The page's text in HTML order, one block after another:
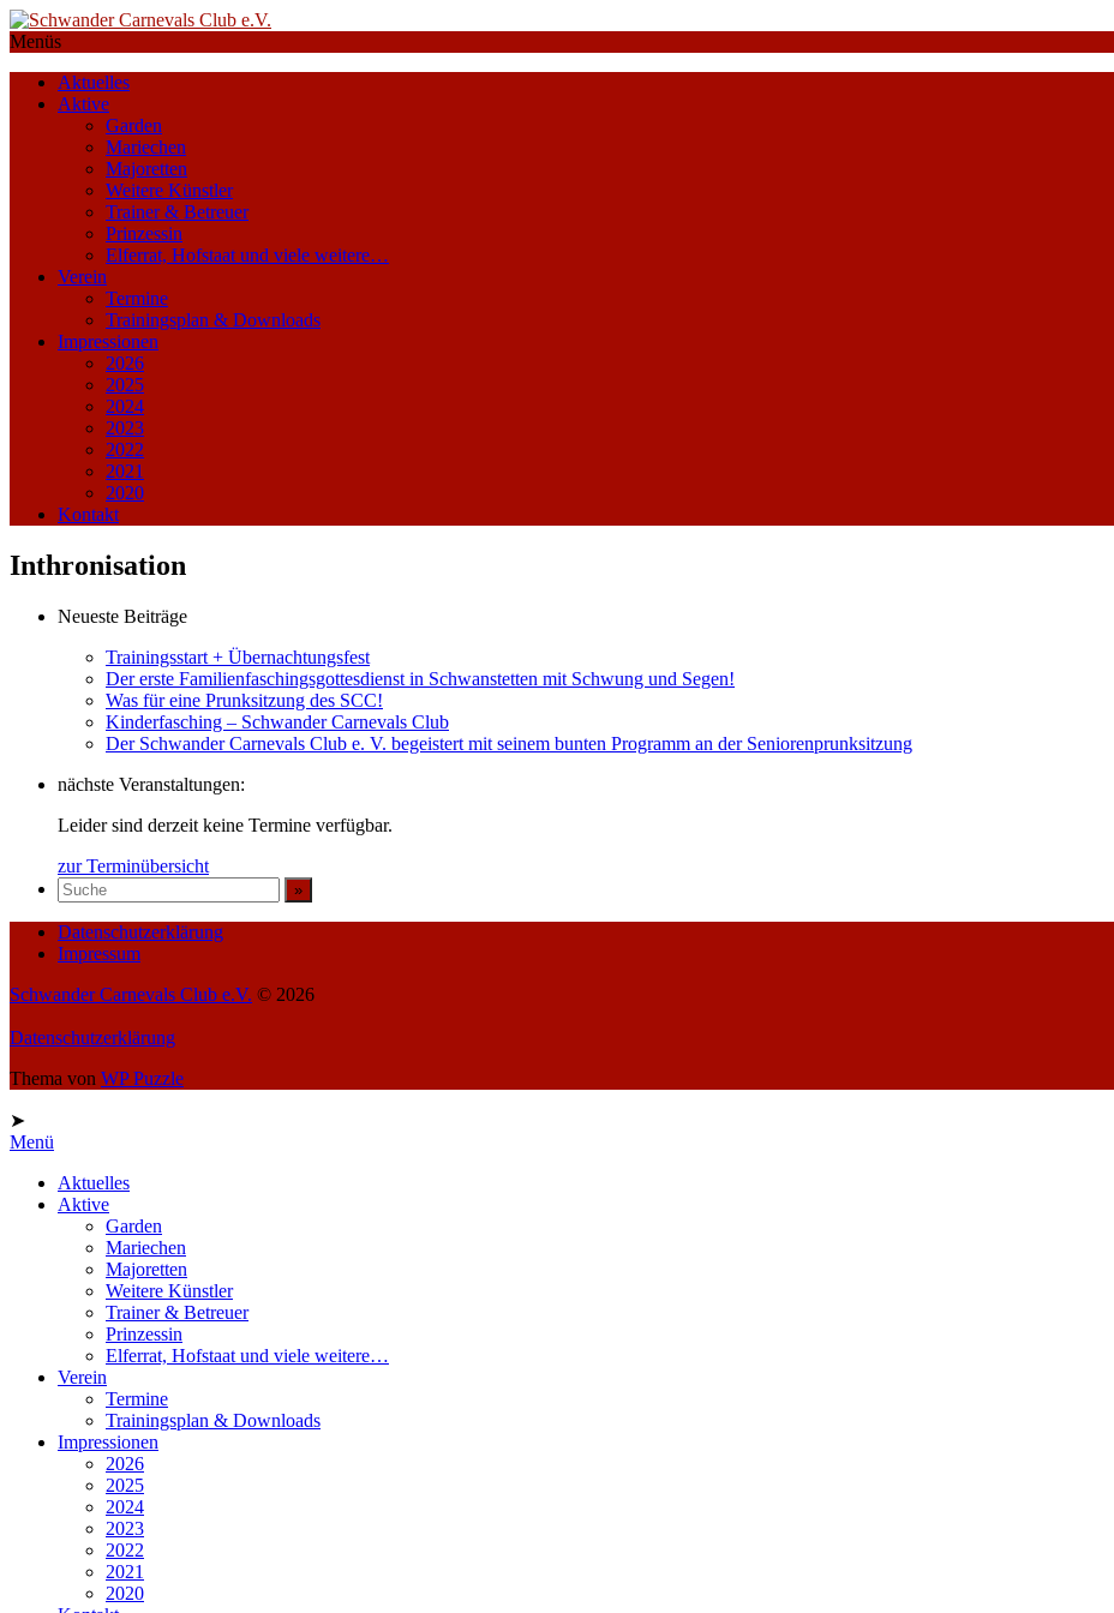
Menüs
Aktuelles
Aktive
Garden
Mariechen
Majoretten
Weitere Künstler
Trainer & Betreuer
Prinzessin
Elferrat, Hofstaat und viele weitere…
Verein
Termine
Trainingsplan & Downloads
Impressionen
2026
2025
2024
2023
2022
2021
2020
Kontakt
Inthronisation
Neueste Beiträge
Trainingsstart + Übernachtungsfest
Der erste Familienfaschingsgottesdienst in Schwanstetten mit Schwung und Segen!
Was für eine Prunksitzung des SCC!
Kinderfasching – Schwander Carnevals Club
Der Schwander Carnevals Club e. V. begeistert mit seinem bunten Programm an der Seniorenprunksitzung
nächste Veranstaltungen:
Leider sind derzeit keine Termine verfügbar.
zur Terminübersicht
Datenschutzerklärung
Impressum
Schwander Carnevals Club e.V. © 2026
Datenschutzerklärung
Thema von WP Puzzle
➤
Menü
Aktuelles
Aktive
Garden
Mariechen
Majoretten
Weitere Künstler
Trainer & Betreuer
Prinzessin
Elferrat, Hofstaat und viele weitere…
Verein
Termine
Trainingsplan & Downloads
Impressionen
2026
2025
2024
2023
2022
2021
2020